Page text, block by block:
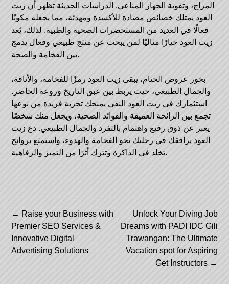
المزاج، وتقوية الجهاز المناعي. الدراسات الحديثة تظهر أن زيت
العود يمتلك خصائص مضادة للأكسدة ومهدئة، مما يجعله مكونًا
فعالًا في العديد من المستحضرات الصحية والطبية. لذلك، يُعد
زيت العود خيارًا مثاليًا لمن يبحث عن منتج طبيعي وفعال يدمج
بين الفخامة والصحة.
بخور عروضالختام، يبقى زيت العود رمزًا للفخامة، والأناقة،
والجمال الطبيعي، حيث يربط بين عبق التاريخ وروعة الحاضر.
استثمارك في زيت العود النقي يمنحك تجربة فريدة من نوعها
تجمع بين الرائحة العميقة والفوائد الصحية، ويجعل منك شخصًا
يعبر عن ذوق رفيع واهتمام بالتفرد والجمال الطبيعي. دع زيت
العود يرافقك في رحلتك نحو الفخامة والهدوء، واستمتع بروائح
تخلد في الذاكرة وتترك أثرًا من التميز والرفاهية.
Post
navigation
← Raise your Business with
Premier SEO Services &
Innovative Digital
Advertising Solutions
Unlock Your Diving Job
Dreams with PADI IDC Gili
Trawangan: The Ultimate
Vacation spot for Aspiring
Get Instructors →